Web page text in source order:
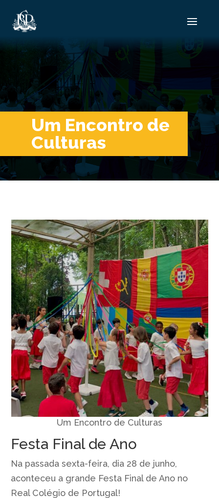
Um Encontro de
Culturas
Um Encontro de Culturas
Festa Final de Ano
Na passada sexta-feira, dia 28 de junho,
aconteceu a grande Festa Final de Ano no
Real Colégio de Portugal!